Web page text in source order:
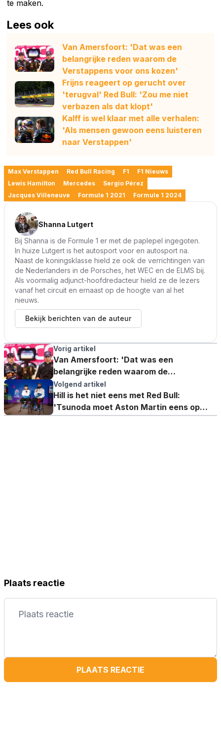
te maken.
Lees ook
Van Amersfoort: 'Dat was een
belangrijke reden waarom de
Verstappens voor ons kozen'
Frijns reageert op gerucht over
'terugval' Red Bull: 'Zou me niet
verbazen als dat klopt'
Kalff is wel klaar met alle verhalen:
'Als mensen gewoon eens luisteren
naar Verstappen'
Max Verstappen Red Bull Racing F1
F1 Nieuws
Lewis Hamilton
Mercedes
Sergio Pérez
Jacques Villeneuve
Formule 1 2021 Formule 1 2024
Shanna Lutgert
Bij Shanna is de Formule 1 er met de paplepel ingegoten.
In huize Lutgert is het autosport voor en autosport na.
Naast de koningsklasse hield ze ook de verrichtingen van
de Nederlanders in de Porsches, het WEC en de ELMS bij.
Als voormalig adjunct-hoofdredacteur hield ze de lezers
vanaf het circuit en ernaast op de hoogte van al het
nieuws.
Bekijk berichten van de auteur
Vorig artikel
Van Amersfoort: 'Dat was een
belangrijke reden waarom de
Verstappens voor ons kozen'
Volgend artikel
Hill is het niet eens met Red Bull:
'Tsunoda moet Aston Martin eens op
gaan bellen'
Plaats reactie
PLAATS REACTIE